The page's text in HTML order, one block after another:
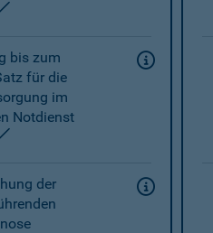
bis zum
für die
im
Notdienst
der